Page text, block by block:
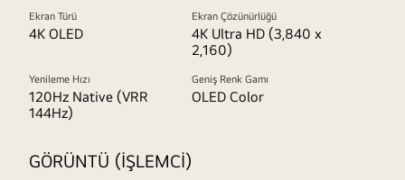
Ekran Türü
4K OLED
Ekran Çözünürlüğü
4K Ultra HD (3,840 x
2,160)
Yenileme Hızı
120Hz Native (VRR
144Hz)
Geniş Renk Gamı
OLED Color
GÖRÜNTÜ (İŞLEMCİ)